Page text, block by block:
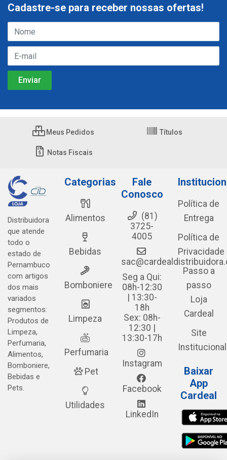
Cadastre-se para receber nossas ofertas!
Meus Pedidos Títulos
Notas Fiscais
Distribuidora
que atende
todo o
estado de
Pernambuco
com artigos
dos mais
variados
segmentos:
Produtos de
Limpeza,
Perfumaria,
Alimentos,
Bomboniere,
Bebidas e
Pets.
Categorias
Alimentos
Bebidas
Bomboniere
Limpeza
Perfumaria
Pet
Utilidades
Fale
Conosco
(81)
3725-
4005
Seg a Qui:
08h-12:30
| 13:30-
18h
Sex: 08h-
12:30 |
13:30-17h
Instagram
Facebook
LinkedIn
Política de
Entrega
Política de
Privacidade
Passo a
passo
Loja
Cardeal
Site
Institucional
Baixar
App
Cardeal